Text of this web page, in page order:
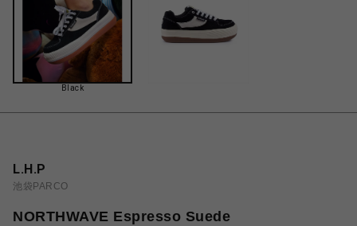
Black
L.H.P
池袋PARCO
NORTHWAVE Espresso Suede